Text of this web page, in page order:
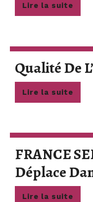
Lire la suite
la
Qualité De
Lire la suite
la
FRANCE
Déplace
Lire la suite